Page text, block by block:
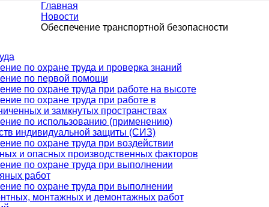
Главная
Новости
Обеспечение транспортной безопасности
по охране труда и проверка знаний
по первой помощи
по охране труда при работе на высоте
по охране труда при работе в
и замкнутых пространствах
по использованию (применению)
индивидуальной защиты (СИЗ)
по охране труда при воздействии
и опасных производственных факторов
по охране труда при выполнении
работ
по охране труда при выполнении
монтажных и демонтажных работ